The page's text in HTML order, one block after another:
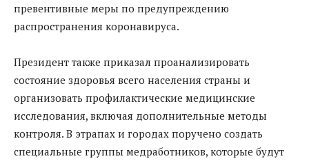
превентивные меры по предупреждению
распространения коронавируса.
Президент также приказал проанализировать
состояние здоровья всего населения страны и
организовать профилактические медицинские
исследования, включая дополнительные методы
контроля. В этрапах и городах поручено создать
специальные группы медработников, которые будут